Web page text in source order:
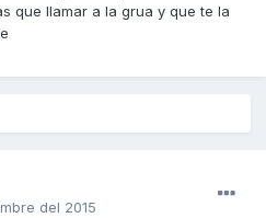
que llamar a la grua y que te la
del 2015